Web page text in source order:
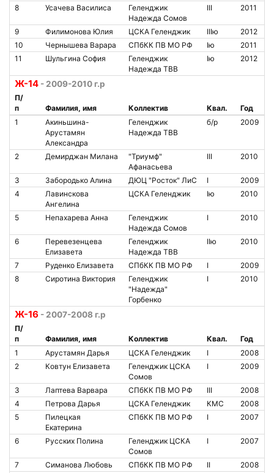
8
Усачева Василиса
Геленджик
Надежда Сомов
III 2011
9 Филимонова Юлия ЦСКА Геленджик IIIю
2012
10
Чернышева Варара СПбКК ПВ МО РФ Iю
2011
11
Шульгина София
Геленджик
Надежда ТВВ
Iю 2012
Ж-14 - 2009-2010 г.р
П/
п
Фамилия, имя Коллектив Квал.
Год
1
Акиньшина-
Арустамян
Александра
Геленджик
Надежда ТВВ
б/р 2009
2 Демирджан Милана
"Триумф"
Афанасьева
III 2010
3 Забородько Алина ДЮЦ "Росток" ЛиС I
2009
4
Лавинскова
Ангелина
ЦСКА Геленджик Iю 2010
5 Непахарева Анна
Геленджик
Надежда Сомов
I 2010
6
Перевезенцева
Елизавета
Геленджик
Надежда ТВВ
IIю 2010
7 Руденко Елизавета СПбКК ПВ МО РФ I
2009
8
Сиротина Виктория
Геленджик
"Надежда"
Горбенко
I 2010
Ж-16 - 2007-2008 г.р
П/
п
Фамилия, имя Коллектив Квал.
Год
1
Арустамян Дарья ЦСКА Геленджик I
2008
2
Ковтун Елизавета
Геленджик ЦСКА
Сомов
I 2009
3 Лаптева Варвара СПбКК ПВ МО РФ III
2008
4
Петрова Дарья ЦСКА Геленджик КМС
2008
5
Пилецкая
Екатерина
СПбКК ПВ МО РФ I 2007
6 Русских Полина
Геленджик ЦСКА
Сомов
I 2007
7 Симанова Любовь СПбКК ПВ МО РФ II
2008